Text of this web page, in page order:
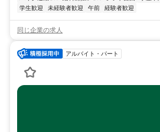
学生歓迎
未経験者歓迎 午前 経験者歓迎
同じ企業の求人
アルバイト・パート